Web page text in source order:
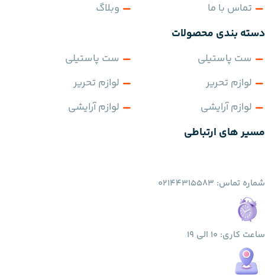
تماس با ما
وبلاگ
دسته بندی محصولات
ست پاستیلی
لوازم تحریر
لوازم آرایشی
ست پاستیلی
لوازم تحریر
لوازم آرایشی
مسیر های ارتباطی
شماره تماس: 02144315583
ساعت کاری: 10 الی 19